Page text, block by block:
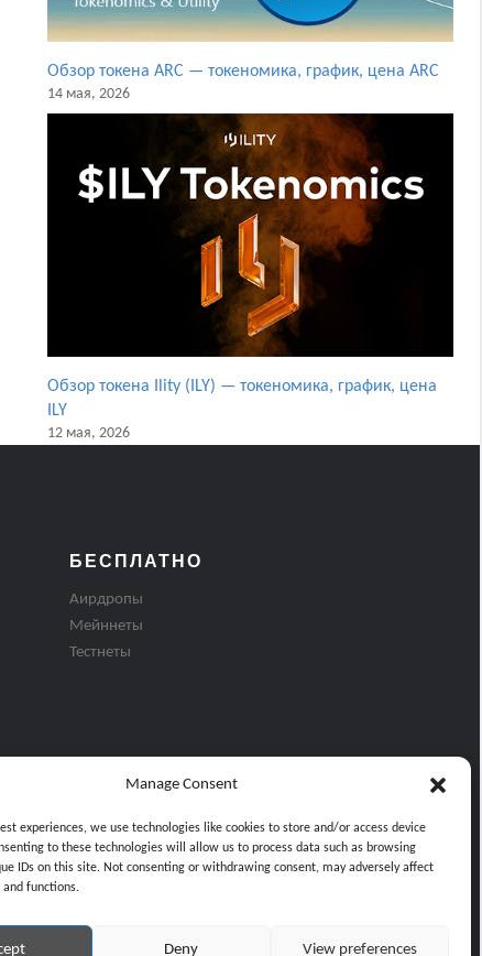
Manage Consent
experiences, we use technologies like cookies to store and/or access device
to these technologies will allow us to process data such as browsing
IDs on this site. Not consenting or withdrawing consent, may adversely affect
functions.
Deny View preferences
Обзор токена ARC — токеномика, график, цена ARC
14 мая, 2026
Обзор токена Ility (ILY) — токеномика, график, цена
ILY
12 мая, 2026
БЕСПЛАТНО
Аирдропы
Мейннеты
Тестнеты